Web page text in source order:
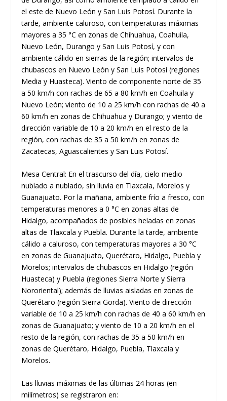
el este de Nuevo León y San Luis Potosí. Durante la
tarde, ambiente caluroso, con temperaturas máximas
mayores a 35 °C en zonas de Chihuahua, Coahuila,
Nuevo León, Durango y San Luis Potosí, y con
ambiente cálido en sierras de la región; intervalos de
chubascos en Nuevo León y San Luis Potosí (regiones
Media y Huasteca). Viento de componente norte de 35
a 50 km/h con rachas de 65 a 80 km/h en Coahuila y
Nuevo León; viento de 10 a 25 km/h con rachas de 40 a
60 km/h en zonas de Chihuahua y Durango; y viento de
dirección variable de 10 a 20 km/h en el resto de la
región, con rachas de 35 a 50 km/h en zonas de
Zacatecas, Aguascalientes y San Luis Potosí.
Mesa Central: En el trascurso del día, cielo medio
nublado a nublado, sin lluvia en Tlaxcala, Morelos y
Guanajuato. Por la mañana, ambiente frío a fresco, con
temperaturas menores a 0 °C en zonas altas de
Hidalgo, acompañados de posibles heladas en zonas
altas de Tlaxcala y Puebla. Durante la tarde, ambiente
cálido a caluroso, con temperaturas mayores a 30 °C
en zonas de Guanajuato, Querétaro, Hidalgo, Puebla y
Morelos; intervalos de chubascos en Hidalgo (región
Huasteca) y Puebla (regiones Sierra Norte y Sierra
Nororiental); además de lluvias aisladas en zonas de
Querétaro (región Sierra Gorda). Viento de dirección
variable de 10 a 25 km/h con rachas de 40 a 60 km/h en
zonas de Guanajuato; y viento de 10 a 20 km/h en el
resto de la región, con rachas de 35 a 50 km/h en
zonas de Querétaro, Hidalgo, Puebla, Tlaxcala y
Morelos.
Las lluvias máximas de las últimas 24 horas (en
milímetros) se registraron en: